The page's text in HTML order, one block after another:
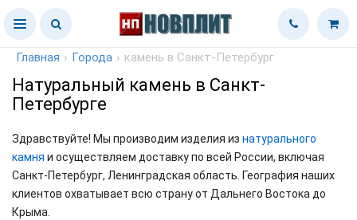
Главная › Города › камень в Санкт-Петербург
Натуральный камень в Санкт-
Петербурге
Здравствуйте! Мы производим изделия из натурального
камня и осуществляем доставку по всей России, включая
Санкт-Петербург, Ленинградская область. География наших
клиентов охватывает всю страну от Дальнего Востока до
Крыма.